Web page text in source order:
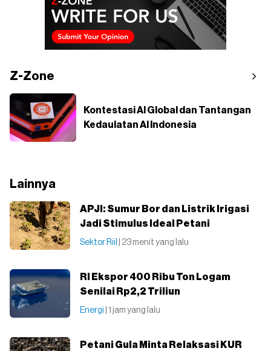
Z-Zone
Kontestasi AI Global dan Tantangan
Kedaulatan AI Indonesia
Lainnya
APJI: Sumur Bor dan Listrik Irigasi
Jadi Stimulus Ideal Petani
Sektor Riil | 23 menit yang lalu
RI Ekspor 400 Ribu Ton Logam
Senilai Rp2,2 Triliun
Energi | 1 jam yang lalu
Petani Gula Minta Relaksasi KUR